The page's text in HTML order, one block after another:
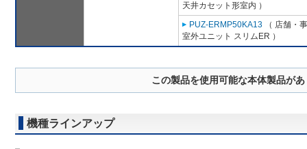
天井カセット形室内 ）
PUZ-ERMP50KA13 （ 店舗・
室外ユニット スリムER ）
この製品を使用可能な本体製品が
機種ラインアップ